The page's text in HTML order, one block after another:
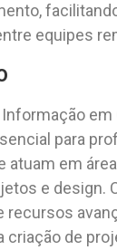
equipes
em
para
atuam em
e design.
recursos
criação de